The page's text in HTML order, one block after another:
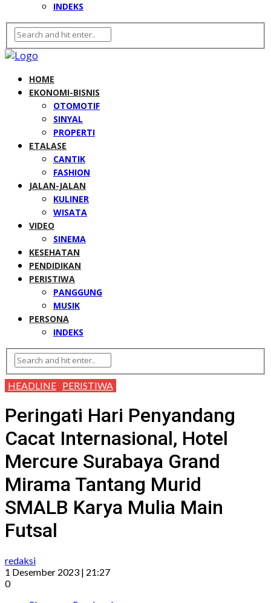
INDEKS
HOME
EKONOMI-BISNIS
OTOMOTIF
SINYAL
PROPERTI
ETALASE
CANTIK
FASHION
JALAN-JALAN
KULINER
WISATA
VIDEO
SINEMA
KESEHATAN
PENDIDIKAN
PERISTIWA
PANGGUNG
MUSIK
PERSONA
INDEKS
HEADLINE PERISTIWA
Peringati Hari Penyandang
Cacat Internasional, Hotel
Mercure Surabaya Grand
Mirama Tantang Murid
SMALB Karya Mulia Main
Futsal
redaksi
1 Desember 2023 | 21:27
0